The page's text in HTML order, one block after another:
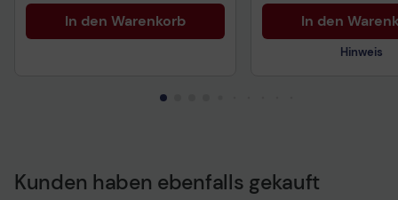
In den Warenkorb In den
Hinweis
Technisches
Kunden haben ebenfalls gekauft